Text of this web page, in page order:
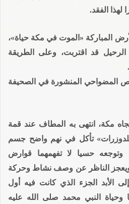
لهذا الفقد.
المباركة «الموت في مكة حياة»،
قد اقتربت، وعلى الطريقة
المضواحي المنشورة في الصحيفة
مكة، انتهى به المطاف عند قمة
تأكل في نهم واضح جسم
وتوجعه حسيا لا تفهمهما قوارض
ويعجز الناظر عن وصف نشاط وحركة
الأبد الجزء الذي كانت فيه أول
وحياة النبي محمد صلى الله عليه